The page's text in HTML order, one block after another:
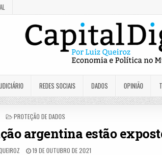
REDES SOCIAIS DADOS OPINIÃO
POSTED
PROTEÇÃO DE DADOS
argentina estão
19 DE OUTUBRO DE 2021